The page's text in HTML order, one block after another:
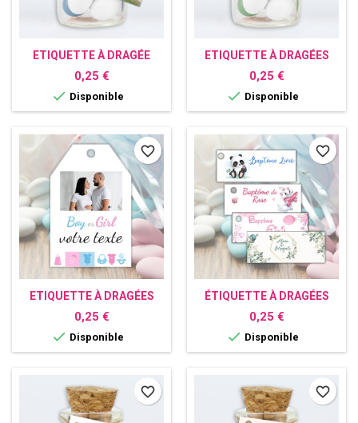
ETIQUETTE À DRAGÉE
PERSONNALISÉE AVEC
PHOTO
Prix
0,25 €
 Disponible
ETIQUETTE À DRAGÉES
PERSONNALISÉE AVEC
PHOTO
Prix
0,25 €
 Disponible
ETIQUETTE À DRAGÉES
PERSONNALISÉE AVEC
PHOTO
Prix
0,25 €
 Disponible
favorite_border
ÉTIQUETTE À DRAGÉES
PERSONNALISÉE AVEC
PHOTO – MARIAGE,
Prix
0,25 €
 Disponible
favorite_border
favorite_border favorite_border